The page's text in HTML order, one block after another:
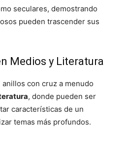
seculares, demostrando
pueden trascender sus
Medios y Literatura
con cruz a menudo
, donde pueden ser
características de un
temas más profundos.